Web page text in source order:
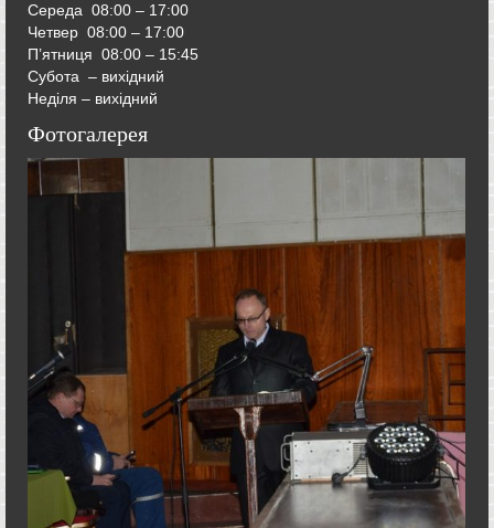
Середа 08:00 – 17:00
Четвер 08:00 – 17:00
П’ятниця 08:00 – 15:45
Субота – вихідний
Неділя – вихідний
Фотогалерея